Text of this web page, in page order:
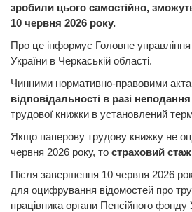
зробили цього самостійно,
10 червня 2026 року.
Про це інформує Головне
України в Черкаській області.
Чинними нормативно-правовими
відповідальності в разі неподання
трудової книжки в установлений
Якщо паперову трудову книжку не
червня 2026 року, то страховий
Після завершення 10 червня 2026
для оцифрування відомостей про
працівника органи Пенсійного